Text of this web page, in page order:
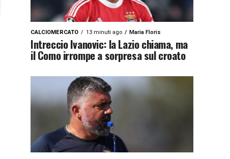
CALCIOMERCATO 13 minuti ago Maria Floris
Intreccio Ivanovic: la Lazio chiama, ma
il Como irrompe a sorpresa sul croato